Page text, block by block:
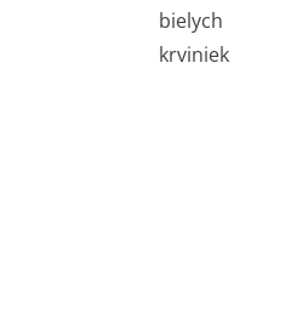
bielych
krviniek